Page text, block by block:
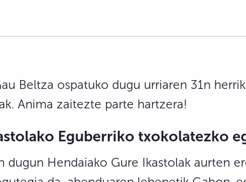
Beltza ospatuko dugu urriaren 31n
Anima zaitezte parte hartzera!
Eguberriko txokolatezko
dugun Hendaiako Gure Ikastolak aurten